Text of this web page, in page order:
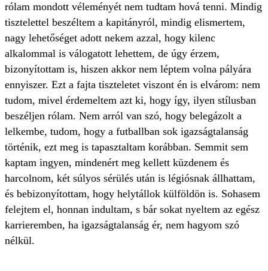
rólam mondott véleményét nem tudtam hová tenni. Mindig
tisztelettel beszéltem a kapitányról, mindig elismertem,
nagy lehetőséget adott nekem azzal, hogy kilenc
alkalommal is válogatott lehettem, de úgy érzem,
bizonyítottam is, hiszen akkor nem léptem volna pályára
ennyiszer. Ezt a fajta tiszteletet viszont én is elvárom: nem
tudom, mivel érdemeltem azt ki, hogy így, ilyen stílusban
beszéljen rólam. Nem arról van szó, hogy belegázolt a
lelkembe, tudom, hogy a futballban sok igazságtalanság
történik, ezt meg is tapasztaltam korábban. Semmit sem
kaptam ingyen, mindenért meg kellett küzdenem és
harcolnom, két súlyos sérülés után is légiósnak állhattam,
és bebizonyítottam, hogy helytállok külföldön is. Sohasem
felejtem el, honnan indultam, s bár sokat nyeltem az egész
karrieremben, ha igazságtalanság ér, nem hagyom szó
nélkül.